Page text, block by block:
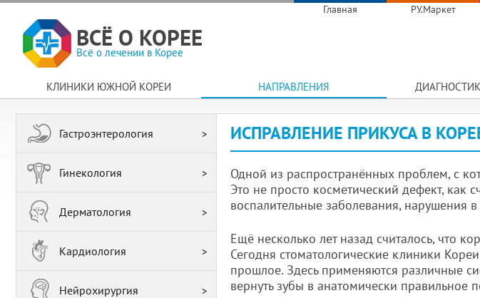
Главная РУ.Маркет
ВСЁ О КОРЕЕ
Всё о лечении в Корее
КЛИНИКИ ЮЖНОЙ КОРЕИ НАПРАВЛЕНИЯ
Гастроэнтерология
Гинекология
Дерматология
Кардиология
Нейрохирургия
ИСПРАВЛЕНИЕ ПРИКУСА В
Одной из распространённых проблем, с
Это не просто косметический дефект, как
воспалительные заболевания, нарушения
Ещё несколько лет назад считалось, что
Сегодня стоматологические клиники
прошлое. Здесь применяются различные
вернуть зубы в анатомически правильное